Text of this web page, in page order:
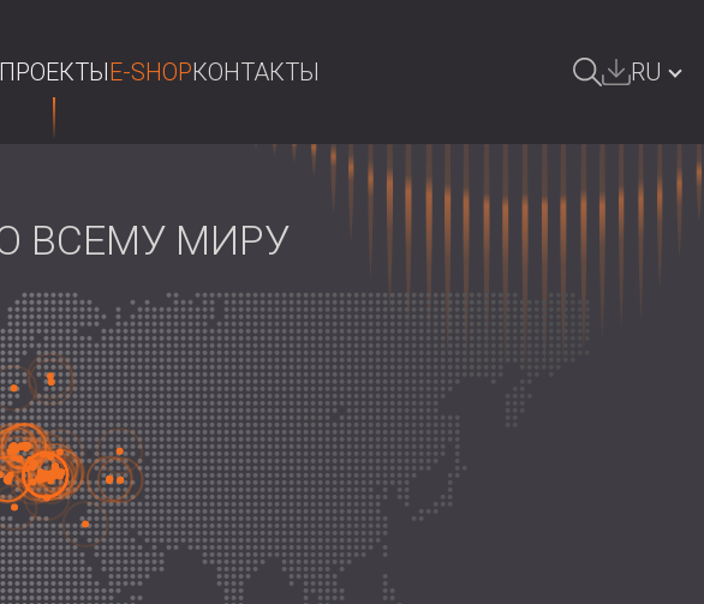
ПРОЕКТЫE-SHOPКОНТАКТЫ RU
ВСЕМУ МИРУ